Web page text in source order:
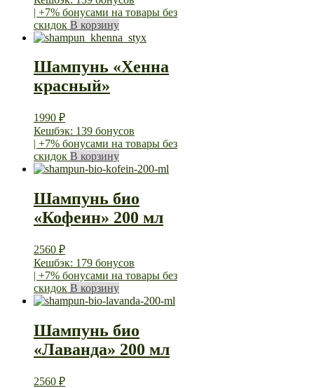
| +7% бонусами на товары без
скидок В корзину
Шампунь «Хенна
красный»
1990 ₽
Кешбэк: 139 бонусов
| +7% бонусами на товары без
скидок В корзину
Шампунь био
«Кофеин» 200 мл
2560 ₽
Кешбэк: 179 бонусов
| +7% бонусами на товары без
скидок В корзину
Шампунь био
«Лаванда» 200 мл
2560 ₽